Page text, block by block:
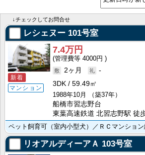
↓チェックしてお問合せ
レシェヌー 101号室
新着
マンション
7.4万円
4000円
2ヶ月
-
3DK
59.49㎡
1988年10月
（築37年）
船橋市習志野台
東葉高速鉄道 北習志野駅 徒
リオアルディーアＡ 103号室